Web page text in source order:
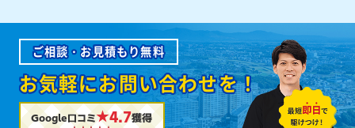
ご相談・お見積もり無料
お気軽にお問い合わせを！
Google口コミ★4.7獲得